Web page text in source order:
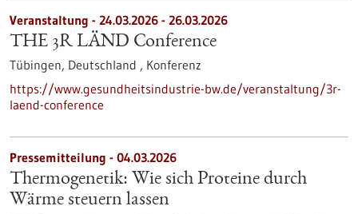
Veranstaltung - 24.03.2026 - 26.03.2026
THE 3R LÄND Conference
Tübingen, Deutschland , Konferenz
https://www.gesundheitsindustrie-bw.de/veranstaltung/3r-
laend-conference
Pressemitteilung - 04.03.2026
Thermogenetik: Wie sich Proteine durch
Wärme steuern lassen